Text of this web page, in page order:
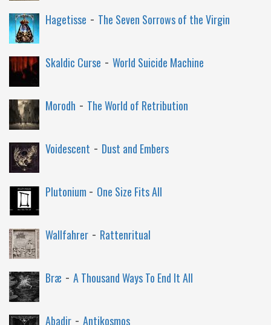
Hagetisse - The Seven Sorrows of the Virgin
Skaldic Curse - World Suicide Machine
Morodh - The World of Retribution
Voidescent - Dust and Embers
Plutonium - One Size Fits All
Wallfahrer - Rattenritual
Bræ - A Thousand Ways To End It All
Abadir - Antikosmos